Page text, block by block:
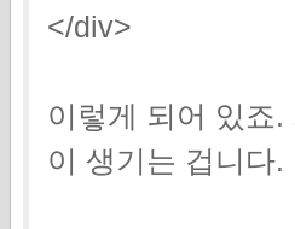
</div>
이렇게 되어 있죠
이 생기는 겁니다.